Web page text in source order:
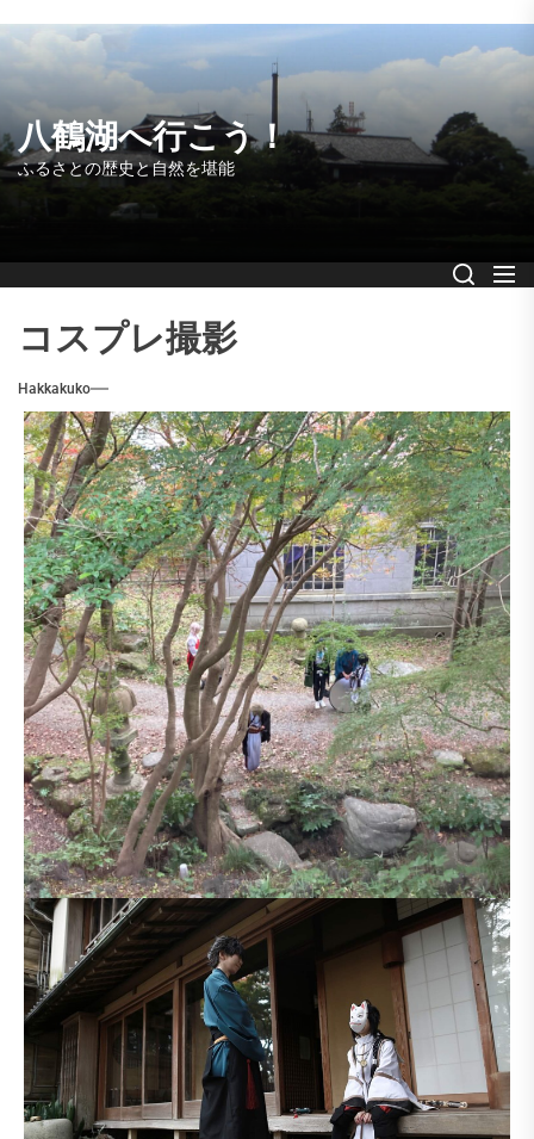
Skip
to
the
content
八鶴湖へ行こう！
ふるさとの歴史と自然を堪能
コスプレ撮影
Hakkakuko